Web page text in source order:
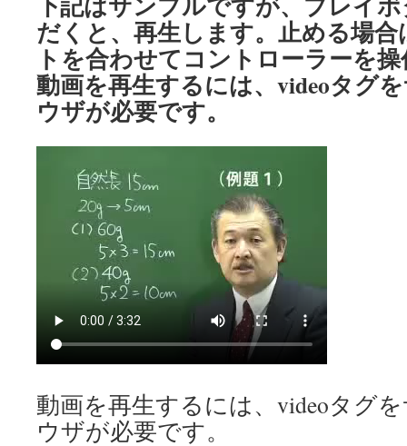
だくと、再生します。止める場
トを合わせてコントローラーを
動画を再生するには、videoタグ
ウザが必要です。
動画を再生するには、videoタグ
ウザが必要です。